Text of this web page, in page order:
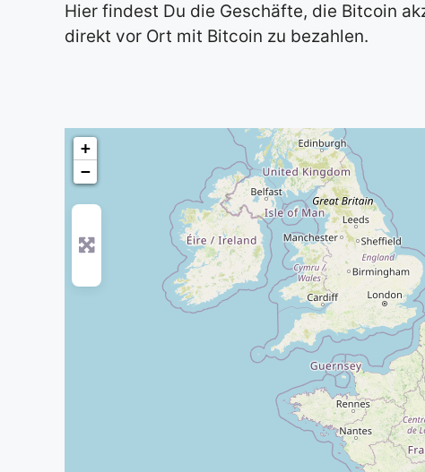
Hier findest Du die Geschäfte, die Bitcoin
direkt vor Ort mit Bitcoin zu bezahlen.
+
−